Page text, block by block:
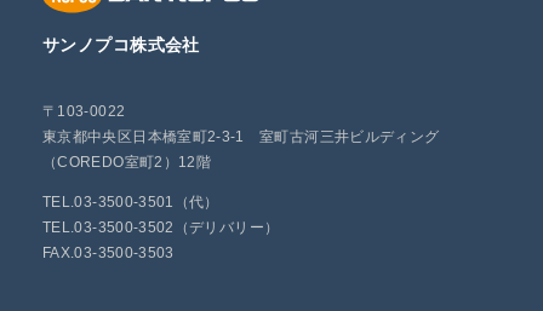
サンノプコ株式会社
〒103-0022
東京都中央区日本橋室町2-3-1 室町古河三井ビルディング
（COREDO室町2）12階
TEL.03-3500-3501（代）
TEL.03-3500-3502（デリバリー）
FAX.03-3500-3503